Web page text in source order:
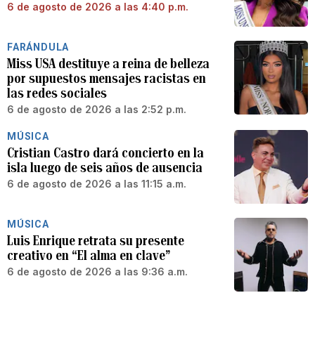
6 de agosto de 2026 a las 4:40 p.m.
FARÁNDULA
Miss USA destituye a reina de belleza
por supuestos mensajes racistas en
las redes sociales
6 de agosto de 2026 a las 2:52 p.m.
MÚSICA
Cristian Castro dará concierto en la
isla luego de seis años de ausencia
6 de agosto de 2026 a las 11:15 a.m.
MÚSICA
Luis Enrique retrata su presente
creativo en “El alma en clave”
6 de agosto de 2026 a las 9:36 a.m.